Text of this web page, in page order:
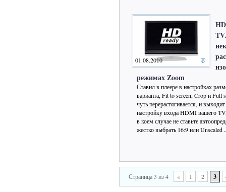
01.08.2010
режимах Zoom
Ставил в плеере в настройках
варианта, Fit to screen, Crop и Full
чуть перерастягивается, и
настройку входа HDMI вашего
в коем случае не ставьте
жестко выбрать 16:9 или Unscaled
Страница 3 из 4 « 1 2 3